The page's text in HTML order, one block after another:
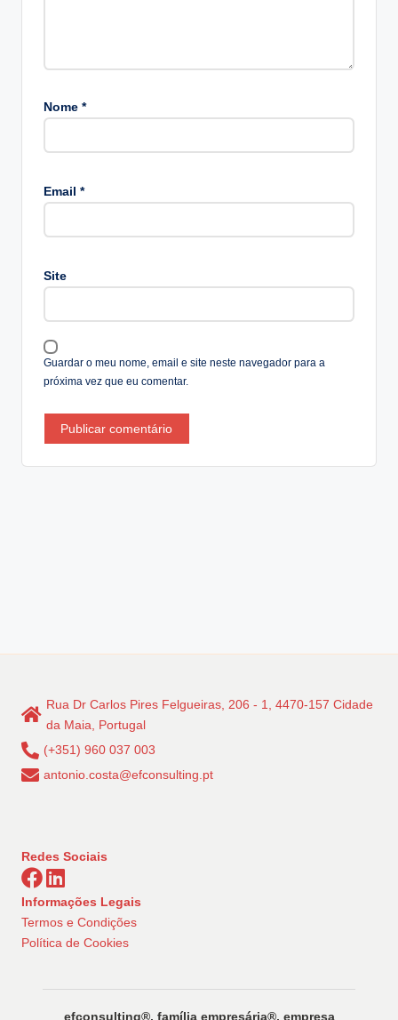
Nome *
Email *
Site
Guardar o meu nome, email e site neste navegador para a
próxima vez que eu comentar.
e
ti
:
Rua Dr Carlos Pires Felgueiras, 206 - 1, 4470-157 Cidade
da Maia, Portugal
(+351) 960 037 003
antonio.costa@efconsulting.pt
Redes Sociais
Informações Legais
Termos e Condições
Política de Cookies
efconsulting®️, família empresária®️, empresa